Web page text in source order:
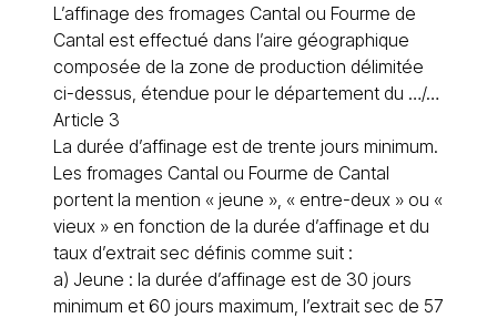
L’affinage des fromages Cantal ou Fourme de
Cantal est effectué dans l’aire géographique
composée de la zone de production délimitée
ci-dessus, étendue pour le département du …/…
Article 3
La durée d’affinage est de trente jours minimum.
Les fromages Cantal ou Fourme de Cantal
portent la mention « jeune », « entre-deux » ou «
vieux » en fonction de la durée d’affinage et du
taux d’extrait sec définis comme suit :
a) Jeune : la durée d’affinage est de 30 jours
minimum et 60 jours maximum, l’extrait sec de 57